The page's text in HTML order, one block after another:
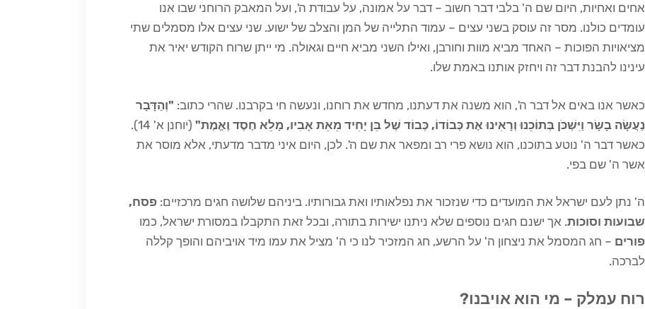
אחים ואחיות, היום שם ה' בלבי דבר חשוב – דבר על אמונה, על עבודת ה', ועל המאבק הרוחני שבו אנו
עומדים כולנו. מסר זה עוסק בשני עצים – עמוד התלייה של המן והצלב של ישוע. שני עצים אלו מסמלים שתי
מציאויות הפוכות – האחד מביא מוות וחורבן, ואילו השני מביא חיים וגאולה. מי ייתן שרוח הקודש יאיר את
עינינו להבנת דבר זה ויחזק אותנו באמת שלו.
כאשר אנו באים אל דבר ה', הוא משנה את דעתנו, מחדש את רוחנו, ונעשה חי בקרבנו. שהרי כתוב: "וְהַדָּבָר
נַעֲשָׂה בָשָׂר וַיִּשְׁכֹּן בְּתוֹכֵנוּ וְרָאִינוּ אֶת כְּבוֹדוֹ, כְּבוֹד שֶׁל בֵּן יָחִיד מֵאֵת אָבִיו, מָלֵא חֶסֶד וֶאֱמֶת"
(יוחנן א' 14).
כאשר דבר ה' נוטע בתוכנו, הוא נושא פרי רב ומפאר את שם ה'. לכן, היום איני מדבר מדעתי, אלא מוסר את
אשר ה' שם בפי.
ה' נתן לעם ישראל את המועדים כדי שנזכור את נפלאותיו ואת גבורותיו. ביניהם שלושה חגים מרכזיים: פסח,
שבועות וסוכות. אך ישנם חגים נוספים שלא ניתנו ישירות בתורה, ובכל זאת התקבלו במסורת ישראל, כמו
פורים – חג המסמל את ניצחון ה' על הרשע, חג המזכיר לנו כי ה' מציל את עמו מיד אויביהם והופך קללה
לברכה.
רוח עמלק – מי הוא אויבנו?